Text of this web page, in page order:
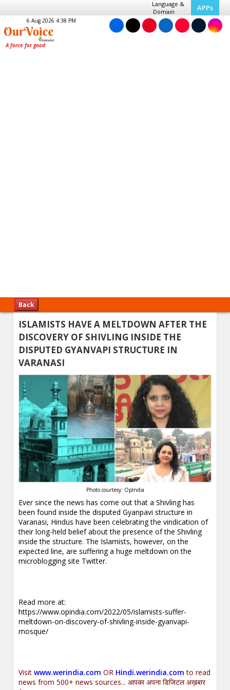
Language &
Domain
APPs
6 Aug 2026 4:38 PM
Back
ISLAMISTS HAVE A MELTDOWN AFTER THE
DISCOVERY OF SHIVLING INSIDE THE
DISPUTED GYANVAPI STRUCTURE IN
VARANASI
Photo courtesy: OpIndia
Ever since the news has come out that a Shivling has
been found inside the disputed Gyanpavi structure in
Varanasi, Hindus have been celebrating the vindication of
their long-held belief about the presence of the Shivling
inside the structure. The Islamists, however, on the
expected line, are suffering a huge meltdown on the
microblogging site Twitter.
Read more at:
https://www.opindia.com/2022/05/islamists-suffer-
meltdown-on-discovery-of-shivling-inside-gyanvapi-
mosque/
Visitwww.werindia.com OR Hindi.werindia.com to read
news from 500+ news sources... आपका अपना डिजिटल अख़बार